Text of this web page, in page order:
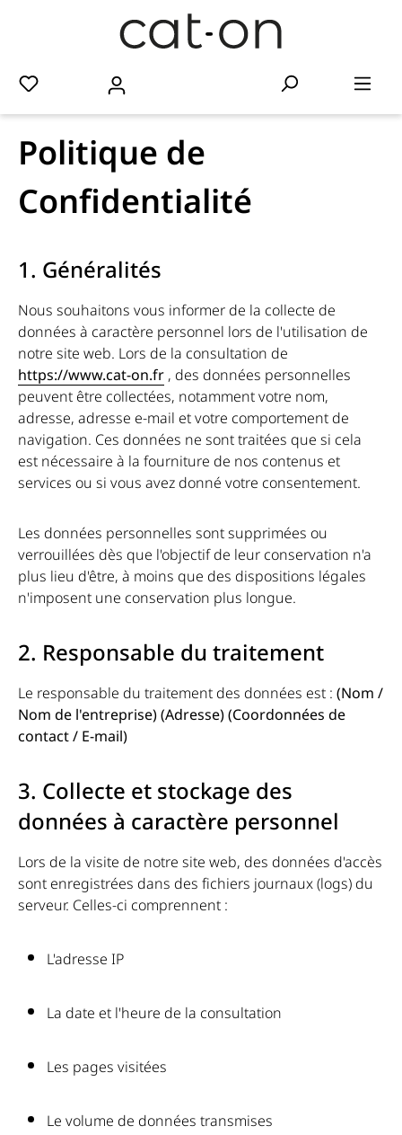
Politique de
Confidentialité
1. Généralités
Nous souhaitons vous informer de la collecte de
données à caractère personnel lors de l'utilisation de
notre site web. Lors de la consultation de
https://www.cat-on.fr , des données personnelles
peuvent être collectées, notamment votre nom,
adresse, adresse e-mail et votre comportement de
navigation. Ces données ne sont traitées que si cela
est nécessaire à la fourniture de nos contenus et
services ou si vous avez donné votre consentement.
Les données personnelles sont supprimées ou
verrouillées dès que l'objectif de leur conservation n'a
plus lieu d'être, à moins que des dispositions légales
n'imposent une conservation plus longue.
2. Responsable du traitement
Le responsable du traitement des données est : (Nom /
Nom de l'entreprise)(Adresse)(Coordonnées de
contact / E-mail)
3. Collecte et stockage des
données à caractère personnel
Lors de la visite de notre site web, des données d'accès
sont enregistrées dans des fichiers journaux (logs) du
serveur. Celles-ci comprennent :
L'adresse IP
La date et l'heure de la consultation
Les pages visitées
Le volume de données transmises